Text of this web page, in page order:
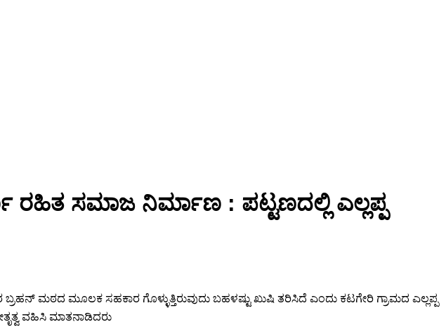
ರಹಿತ ಸಮಾಜ ನಿರ್ಮಾಣ : ಪಟ್ಟಣದಲ್ಲಿ ಎಲ್ಲಪ್ಪ
ಮಠದ ಮೂಲಕ ಸಹಕಾರ ಗೊಳ್ಳುತ್ತಿರುವುದು ಬಹಳಷ್ಟು ಖುಷಿ ತರಿಸಿದೆ ಎಂದು ಕಟಗೇರಿ ಗ್ರಾಮದ ಎಲ್ಲಪ್ಪ
ವಹಿಸಿ ಮಾತನಾಡಿದರು